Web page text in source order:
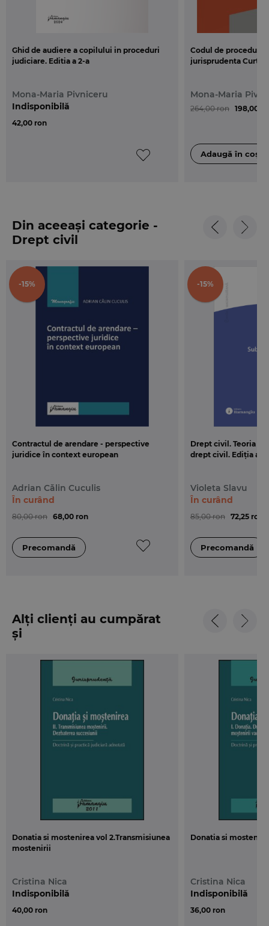
Ghid de audiere a copilului in proceduri
judiciare. Editia a 2-a
Mona-Maria Pivniceru
42,00 ron
Indisponibilă
Codul de procedura
jurisprudenta Curtii
Mona-Maria
264,00 ron 198,00
Din aceeași categorie -
Drept civil
-15%
Contractul de arendare - perspective
juridice în context european
Adrian Călin Cuculis
80,00 ron 68,00 ron
În curând
-15%
Drept civil. Teoria
drept civil. Ediția a
Violeta Slavu
85,00 ron 72,25 ron
În curând
Alți clienți au cumpărat
și
Donatia si mostenirea vol 2.Transmisiunea
mostenirii
Cristina Nica
40,00 ron
Indisponibilă
Donatia si
Cristina Nica
36,00 ron
Indisponibilă